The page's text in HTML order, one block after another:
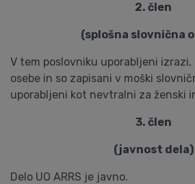
2. člen
(splošna slovnična
V tem poslovniku uporabljeni izrazi,
osebe in so zapisani v moški
uporabljeni kot nevtralni za ženski
3. člen
(javnost dela)
Delo UO ARRS je javno.